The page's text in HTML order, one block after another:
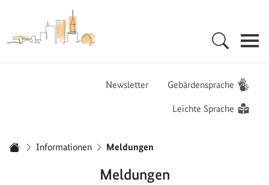
Zur Startseite - BGZ - Bundesamt für Migration und Flüchtlinge
Newsletter Gebärdensprache
Leichte Sprache
Informationen Meldungen
Meldungen